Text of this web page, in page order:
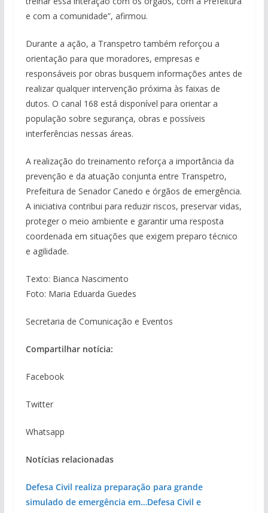
e com a comunidade”, afirmou.
Durante a ação, a Transpetro também reforçou a
orientação para que moradores, empresas e
responsáveis por obras busquem informações antes de
realizar qualquer intervenção próxima às faixas de
dutos. O canal 168 está disponível para orientar a
população sobre segurança, obras e possíveis
interferências nessas áreas.
A realização do treinamento reforça a importância da
prevenção e da atuação conjunta entre Transpetro,
Prefeitura de Senador Canedo e órgãos de emergência.
A iniciativa contribui para reduzir riscos, preservar vidas,
proteger o meio ambiente e garantir uma resposta
coordenada em situações que exigem preparo técnico
e agilidade.
Texto: Bianca Nascimento
Foto: Maria Eduarda Guedes
Secretaria de Comunicação e Eventos
Compartilhar notícia:
Facebook
Twitter
Whatsapp
Notícias relacionadas
Defesa Civil realiza preparação para grande
simulado de emergência em…Defesa Civil e